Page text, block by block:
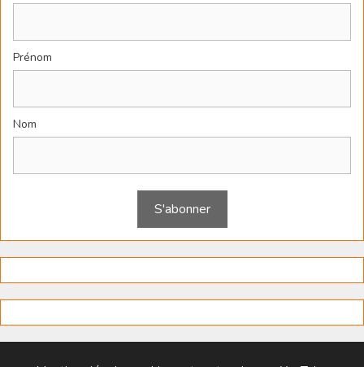
Prénom
Nom